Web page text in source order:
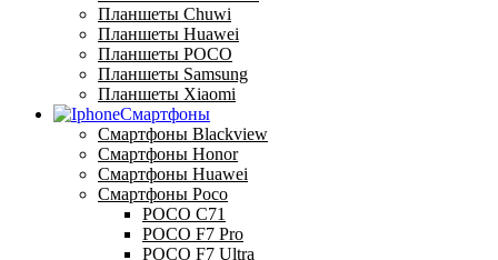
Планшеты Chuwi
Планшеты Huawei
Планшеты POCO
Планшеты Samsung
Планшеты Xiaomi
Смартфоны
Смартфоны Blackview
Смартфоны Honor
Смартфоны Huawei
Смартфоны Poco
POCO C71
POCO F7 Pro
POCO F7 Ultra